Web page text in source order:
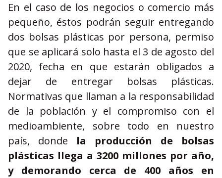
En el caso de los negocios o comercio más
pequeño, éstos podrán seguir entregando
dos bolsas plásticas por persona, permiso
que se aplicará solo hasta el 3 de agosto del
2020, fecha en que estarán obligados a
dejar de entregar bolsas plásticas.
Normativas que llaman a la responsabilidad
de la población y el compromiso con el
medioambiente, sobre todo en nuestro
país, donde la producción de bolsas
plásticas llega a 3200 millones por año,
y demorando cerca de 400 años en